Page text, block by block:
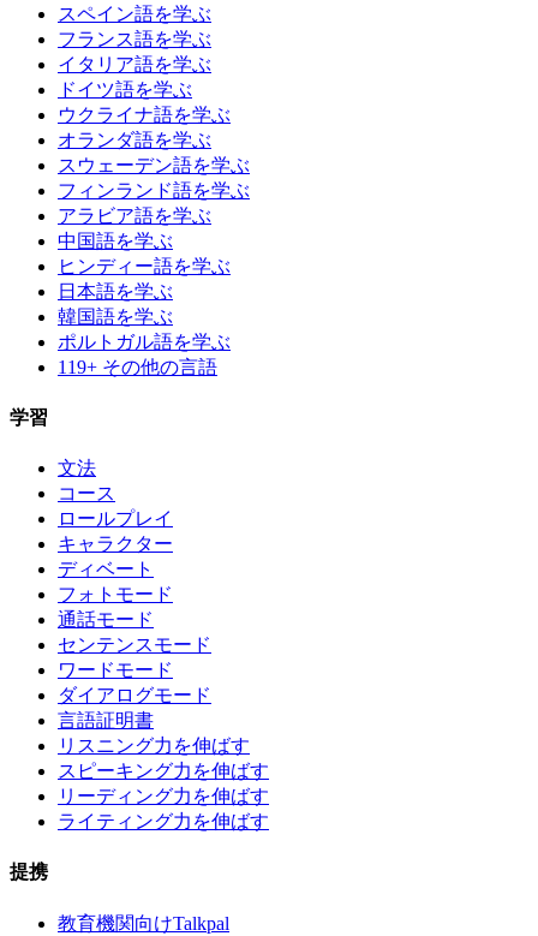
スペイン語を学ぶ
フランス語を学ぶ
イタリア語を学ぶ
ドイツ語を学ぶ
ウクライナ語を学ぶ
オランダ語を学ぶ
スウェーデン語を学ぶ
フィンランド語を学ぶ
アラビア語を学ぶ
中国語を学ぶ
ヒンディー語を学ぶ
日本語を学ぶ
韓国語を学ぶ
ポルトガル語を学ぶ
119+ その他の言語
学習
文法
コース
ロールプレイ
キャラクター
ディベート
フォトモード
通話モード
センテンスモード
ワードモード
ダイアログモード
言語証明書
リスニング力を伸ばす
スピーキング力を伸ばす
リーディング力を伸ばす
ライティング力を伸ばす
提携
教育機関向けTalkpal